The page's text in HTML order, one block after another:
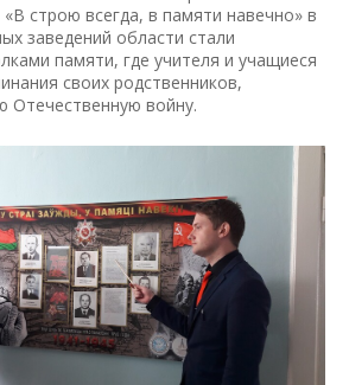
строю всегда, в памяти навечно» в
заведений области стали
памяти, где учителя и учащиеся
своих родственников,
Отечественную войну.